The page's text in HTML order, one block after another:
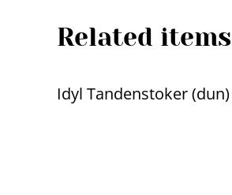
Related items
%
Idyl Tandenstoker (dun)